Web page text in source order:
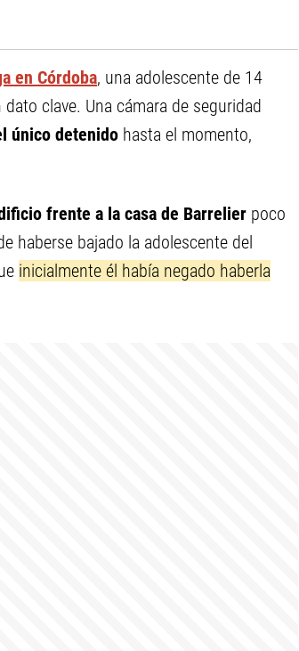
en Córdoba, una adolescente de 14
clave. Una cámara de seguridad
único detenido hasta el momento,
frente a la casa de Barrelier poco
haberse bajado la adolescente del
inicialmente él había negado haberla